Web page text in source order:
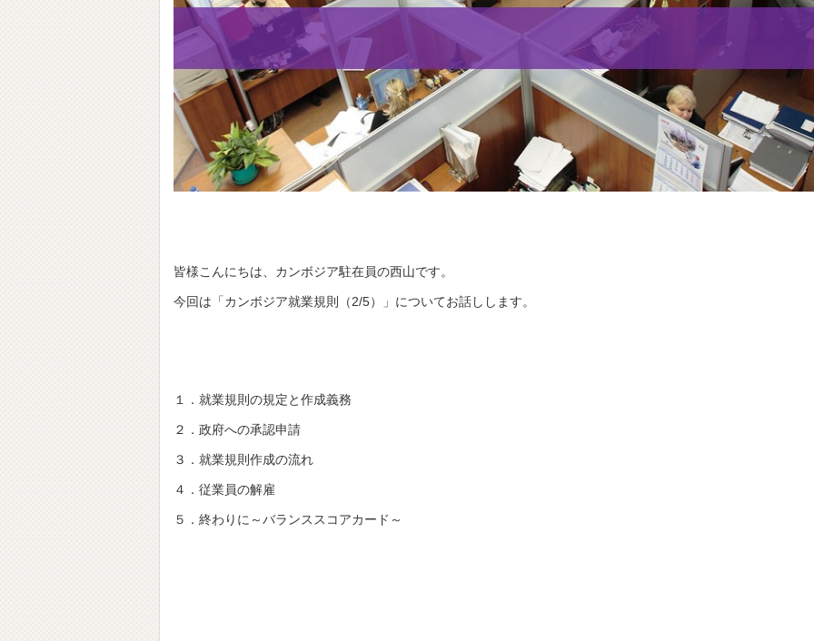
皆様こんにちは、カンボジア駐在員の西山です。
今回は「カンボジア就業規則（2/5）」についてお話しします。
１．就業規則の規定と作成義務
２．政府への承認申請
３．就業規則作成の流れ
４．従業員の解雇
５．終わりに～バランススコアカード～